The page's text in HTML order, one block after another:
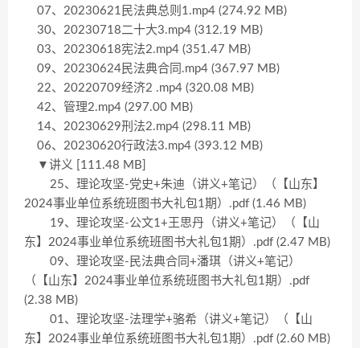
07、20230621民法典总则1.mp4 (274.92 MB)
30、20230718二十大3.mp4 (312.19 MB)
03、20230618宪法2.mp4 (351.47 MB)
09、20230624民法典合同.mp4 (367.97 MB)
22、20220709经济2 .mp4 (320.08 MB)
42、管理2.mp4 (297.00 MB)
14、20230629刑法2.mp4 (298.11 MB)
06、20230620行政法3.mp4 (393.12 MB)
▼讲义 [111.48 MB]
25、理论攻坚-党史+朱迪（讲义+笔记）（【山东】
2024事业单位系统班图书大礼包1期）.pdf (1.46 MB)
19、理论攻坚-公文1+王思丹（讲义+笔记）（【山
东】2024事业单位系统班图书大礼包1期）.pdf (2.47 MB)
09、理论攻坚-民法典合同+潘琪（讲义+笔记）
（【山东】2024事业单位系统班图书大礼包1期）.pdf
(2.38 MB)
01、理论攻坚-法理学+骆希（讲义+笔记）（【山
东】2024事业单位系统班图书大礼包1期）.pdf (2.60 MB)